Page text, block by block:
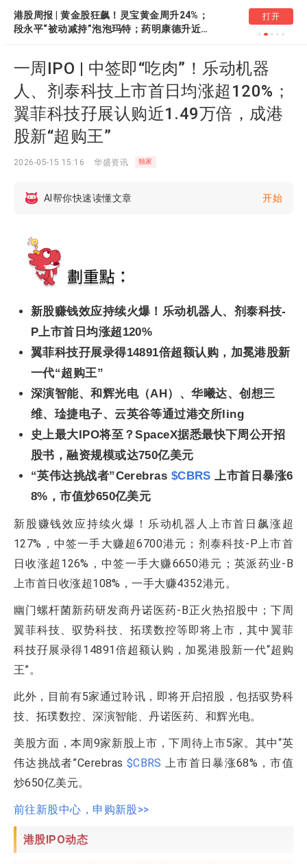
港股周报 | 黄金股狂飙！灵宝黄金周升24%；
段永平“被动减持”泡泡玛特；药明康德升近
一周财经日历 | 重
打开
一周IPO | 中签即“吃肉”！乐动机器
人、剂泰科技上市首日均涨超120%；
翼菲科技孖展认购近1.49万倍，成港
股新“超购王”
2026-05-15 15:16 华盛资讯 独家
AI帮你快速读懂文章 开始
新股赚钱效应持续火爆！乐动机器人、剂泰科技-
P上市首日均涨超120%
翼菲科技孖展录得14891倍超额认购，加冕港股新
一代“超购王”
深演智能、和辉光电（AH）、华曦达、创想三
维、琻捷电子、云英谷等通过港交所ling
史上最大IPO将至？SpaceX据悉最快下周公开招
股书，融资规模或达750亿美元
“英伟达挑战者”Cerebras $CBRS 上市首日暴涨6
8%，市值炒650亿美元
新股赚钱效应持续火爆！乐动机器人上市首日飙涨超
127%，中签一手大赚超6700港元；剂泰科技-P上市首
日收涨超126%，中签一手大赚6650港元；英派药业-B
上市首日收涨超108%，一手大赚4352港元。
幽门螺杆菌新药研发商丹诺医药-B正火热招股中；下周
翼菲科技、驭势科技、拓璞数控等即将上市，其中翼菲
科技孖展录得14891倍超额认购，加冕港股新一代“超购
王”。
此外，目前有5家通过聆讯，即将开启招股，包括驭势科
技、拓璞数控、深演智能、丹诺医药、和辉光电。
美股方面，本周9家新股上市，下周待上市5家。其中“英
伟达挑战者”Cerebras $CBRS
上市首日暴涨68%，市值
炒650亿美元。
前往新股中心，申购新股>>
港股IPO动态